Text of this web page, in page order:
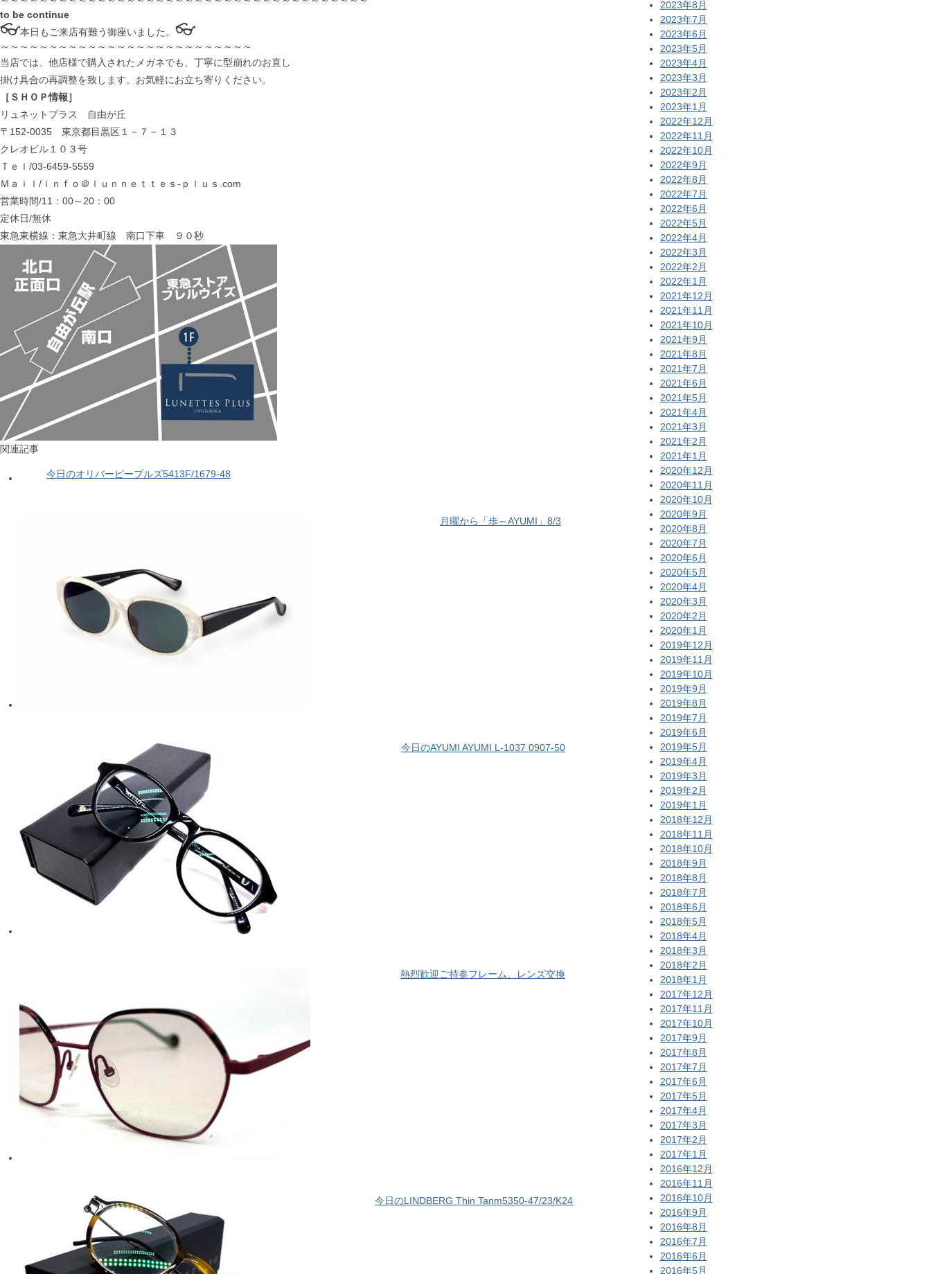
to be continue
👓本日もご来店有難う御座いました。 👓
～～～～～～～～～～～～～～～～～～～～～～～～～～
当店では、他店様で購入されたメガネでも、丁寧に型崩れのお直し
掛け具合の再調整を致します。お気軽にお立ち寄りください。
［ＳＨＯＰ情報］
リュネットプラス 自由が丘
〒152-0035 東京都目黒区１－７－１３
クレオビル１０３号
Ｔｅｌ/03-6459-5559
Ｍａｉｌ/ｉｎｆｏ＠ｌｕｎｎｅｔｔｅｓ-ｐｌｕｓ.com
営業時間/11：00～20：00
定休日/無休
東急東横線：東急大井町線 南口下車 ９０秒
関連記事
今日のオリバーピープルズ5413F/1679-48
月曜から「歩～AYUMI」8/3
今日のAYUMI AYUMI L-1037 0907-50
熱烈歓迎ご持参フレーム、レンズ交換
今日のLINDBERG Thin Tanm5350-47/23/K24
2023年8月
2023年7月
2023年6月
2023年5月
2023年4月
2023年3月
2023年2月
2023年1月
2022年12月
2022年11月
2022年10月
2022年9月
2022年8月
2022年7月
2022年6月
2022年5月
2022年4月
2022年3月
2022年2月
2022年1月
2021年12月
2021年11月
2021年10月
2021年9月
2021年8月
2021年7月
2021年6月
2021年5月
2021年4月
2021年3月
2021年2月
2021年1月
2020年12月
2020年11月
2020年10月
2020年9月
2020年8月
2020年7月
2020年6月
2020年5月
2020年4月
2020年3月
2020年2月
2020年1月
2019年12月
2019年11月
2019年10月
2019年9月
2019年8月
2019年7月
2019年6月
2019年5月
2019年4月
2019年3月
2019年2月
2019年1月
2018年12月
2018年11月
2018年10月
2018年9月
2018年8月
2018年7月
2018年6月
2018年5月
2018年4月
2018年3月
2018年2月
2018年1月
2017年12月
2017年11月
2017年10月
2017年9月
2017年8月
2017年7月
2017年6月
2017年5月
2017年4月
2017年3月
2017年2月
2017年1月
2016年12月
2016年11月
2016年10月
2016年9月
2016年8月
2016年7月
2016年6月
2016年5月